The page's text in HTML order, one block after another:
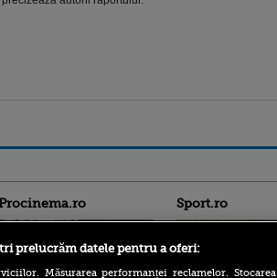
Sport.ro
prelucrăm datele pentru a oferi:
Măsurarea performanței reclamelor. Stocarea